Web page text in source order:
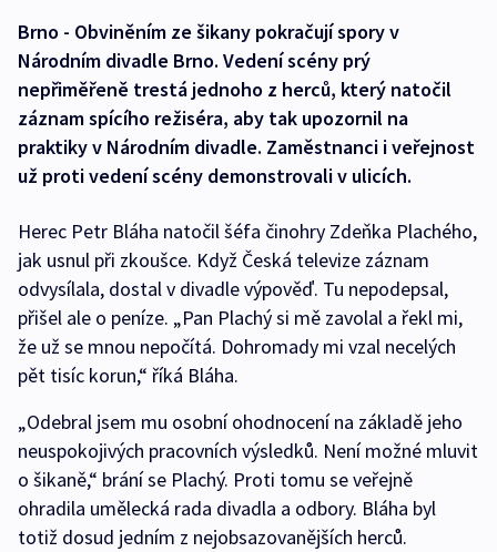
Brno - Obviněním ze šikany pokračují spory v
Národním divadle Brno. Vedení scény prý
nepřiměřeně trestá jednoho z herců, který natočil
záznam spícího režiséra, aby tak upozornil na
praktiky v Národním divadle. Zaměstnanci i veřejnost
už proti vedení scény demonstrovali v ulicích.
Herec Petr Bláha natočil šéfa činohry Zdeňka Plachého,
jak usnul při zkoušce. Když Česká televize záznam
odvysílala, dostal v divadle výpověď. Tu nepodepsal,
přišel ale o peníze. „Pan Plachý si mě zavolal a řekl mi,
že už se mnou nepočítá. Dohromady mi vzal necelých
pět tisíc korun,“ říká Bláha.
„Odebral jsem mu osobní ohodnocení na základě jeho
neuspokojivých pracovních výsledků. Není možné mluvit
o šikaně,“ brání se Plachý. Proti tomu se veřejně
ohradila umělecká rada divadla a odbory. Bláha byl
totiž dosud jedním z nejobsazovanějších herců.